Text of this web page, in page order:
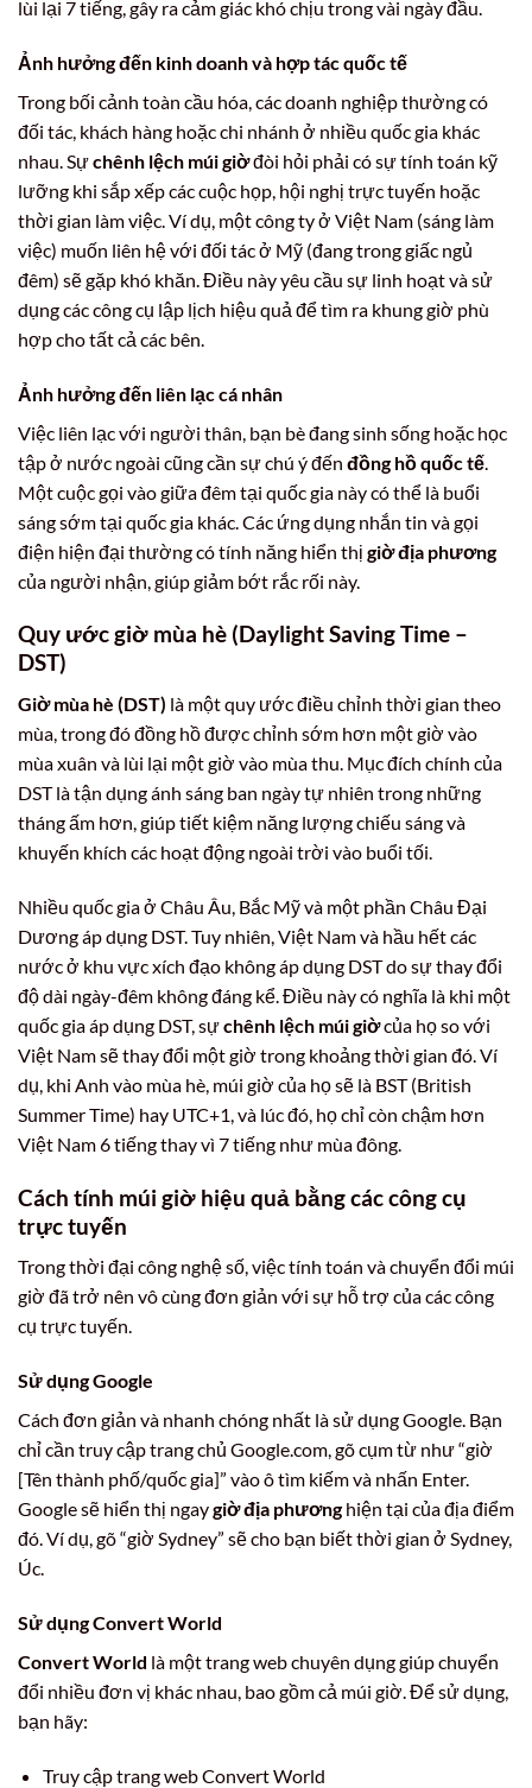
lùi lại 7 tiếng, gây ra cảm giác khó chịu trong vài ngày đầu.
Ảnh hưởng đến kinh doanh và hợp tác quốc tế
Trong bối cảnh toàn cầu hóa, các doanh nghiệp thường có
đối tác, khách hàng hoặc chi nhánh ở nhiều quốc gia khác
nhau. Sựchênh lệch múi giờđòi hỏi phải có sự tính toán kỹ
lưỡng khi sắp xếp các cuộc họp, hội nghị trực tuyến hoặc
thời gian làm việc. Ví dụ, một công ty ở Việt Nam (sáng làm
việc) muốn liên hệ với đối tác ở Mỹ (đang trong giấc ngủ
đêm) sẽ gặp khó khăn. Điều này yêu cầu sự linh hoạt và sử
dụng các công cụ lập lịch hiệu quả để tìm ra khung giờ phù
hợp cho tất cả các bên.
Ảnh hưởng đến liên lạc cá nhân
Việc liên lạc với người thân, bạn bè đang sinh sống hoặc học
tập ở nước ngoài cũng cần sự chú ý đến đồng hồ quốc tế
Một cuộc gọi vào giữa đêm tại quốc gia này có thể là buổi
sáng sớm tại quốc gia khác. Các ứng dụng nhắn tin và gọi
điện hiện đại thường có tính năng hiển thị giờ địa phương
của người nhận, giúp giảm bớt rắc rối này.
Quy ước giờ mùa hè (Daylight Saving Time –
DST)
Giờ mùa hè (DST) là một quy ước điều chỉnh thời gian theo
mùa, trong đó đồng hồ được chỉnh sớm hơn một giờ vào
mùa xuân và lùi lại một giờ vào mùa thu. Mục đích chính của
DST là tận dụng ánh sáng ban ngày tự nhiên trong những
tháng ấm hơn, giúp tiết kiệm năng lượng chiếu sáng và
khuyến khích các hoạt động ngoài trời vào buổi tối.
Nhiều quốc gia ở Châu Âu, Bắc Mỹ và một phần Châu Đại
Dương áp dụng DST. Tuy nhiên, Việt Nam và hầu hết các
nước ở khu vực xích đạo không áp dụng DST do sự thay đổi
độ dài ngày-đêm không đáng kể. Điều này có nghĩa là khi một
quốc gia áp dụng DST, sựchênh lệch múi giờcủa họ so với
Việt Nam sẽ thay đổi một giờ trong khoảng thời gian đó. Ví
dụ, khi Anh vào mùa hè, múi giờ của họ sẽ là BST (British
Summer Time) hay UTC+1, và lúc đó, họ chỉ còn chậm hơn
Việt Nam 6 tiếng thay vì 7 tiếng như mùa đông.
Cách tính múi giờ hiệu quả bằng các công cụ
trực tuyến
Trong thời đại công nghệ số, việc tính toán và chuyển đổi múi
giờ đã trở nên vô cùng đơn giản với sự hỗ trợ của các công
cụ trực tuyến.
Sử dụng Google
Cách đơn giản và nhanh chóng nhất là sử dụng Google. Bạn
chỉ cần truy cập trang chủ Google.com, gõ cụm từ như “giờ
[Tên thành phố/quốc gia]” vào ô tìm kiếm và nhấn Enter.
Google sẽ hiển thị ngaygiờ địa phươnghiện tại của địa điểm
đó. Ví dụ, gõ “giờ Sydney” sẽ cho bạn biết thời gian ở Sydney,
Úc.
Sử dụng Convert World
Convert World là một trang web chuyên dụng giúp chuyển
đổi nhiều đơn vị khác nhau, bao gồm cả múi giờ. Để sử dụng,
bạn hãy:
Truy cập trang web Convert World